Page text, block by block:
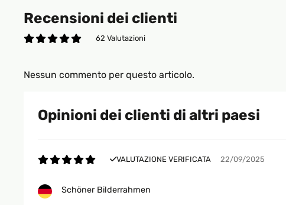
Recensioni dei clienti
62 Valutazioni
Nessun commento per questo articolo.
Opinioni dei clienti di altri paesi
VALUTAZIONE VERIFICATA 22/09/2025
Schöner Bilderrahmen